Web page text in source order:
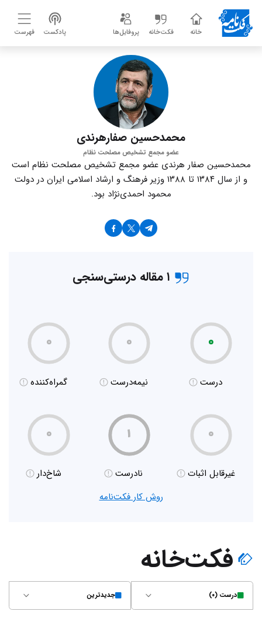
خانه فکت‌خانه پروفایل‌ها پادکست فهرست
محمدحسین صفارهرندی
عضو مجمع تشخیص مصلحت نظام
محمدحسین صفار هرندی عضو مجمع تشخیص مصلحت نظام است
و از سال ۱۳۸۴ تا ۱۳۸۸ وزیر فرهنگ و ارشاد اسلامی ایران در دولت
محمود احمد‌ی‌نژاد بود.
۱ مقاله درستی‌سنجی
۰
درست
۰
نیمه‌درست
۰
گمراه‌کننده
۰
غیر‌قابل اثبات
۱
نادرست
۰
شاخ‌دار
روش کار فکت‌نامه
فکت‌خانه
درست (۰) جدیدترین